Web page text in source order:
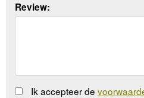
Review:
Ik accepteer de